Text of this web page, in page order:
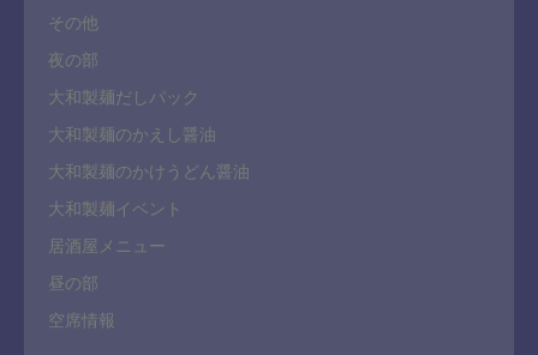
その他
夜の部
大和製麺だしパック
大和製麺のかえし醤油
大和製麺のかけうどん醤油
大和製麺イベント
居酒屋メニュー
昼の部
空席情報